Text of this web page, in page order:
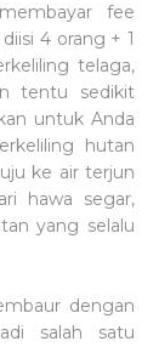
fee
4 orang + 1
telaga,
tentu sedikit
untuk Anda
hutan
ke air terjun
hawa segar,
yang selalu
dengan
salah satu